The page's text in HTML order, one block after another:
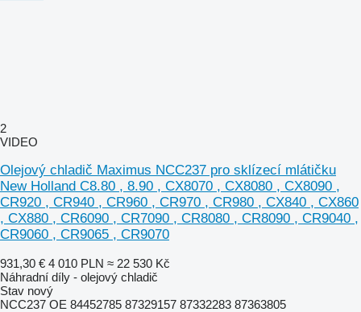
2
VIDEO
Olejový chladič Maximus NCC237 pro sklízecí mlátičku
New Holland C8.80 , 8.90 , CX8070 , CX8080 , CX8090 ,
CR920 , CR940 , CR960 , CR970 , CR980 , CX840 , CX860
, CX880 , CR6090 , CR7090 , CR8080 , CR8090 , CR9040 ,
CR9060 , CR9065 , CR9070
931,30 € 4 010 PLN ≈ 22 530 Kč
Náhradní díly - olejový chladič
Stav nový
NCC237 OE 84452785 87329157 87332283 87363805